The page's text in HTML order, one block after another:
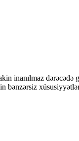
inanılmaz dərəcədə
bənzərsiz